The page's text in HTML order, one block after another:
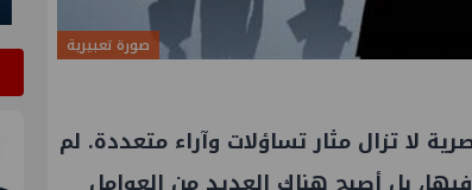
صورة تعبيرية
لا تزال مثار تساؤلات وآراء متعددة. لم